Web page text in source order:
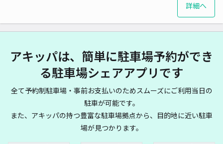
詳細へ
アキッパは、簡単に駐車場予約ができ
る駐車場シェアアプリです
全て予約制駐車場・事前お支払いのためスムーズにご利用当日の
駐車が可能です。
また、アキッパの持つ豊富な駐車場拠点から、目的地に近い駐車
場が見つかります。